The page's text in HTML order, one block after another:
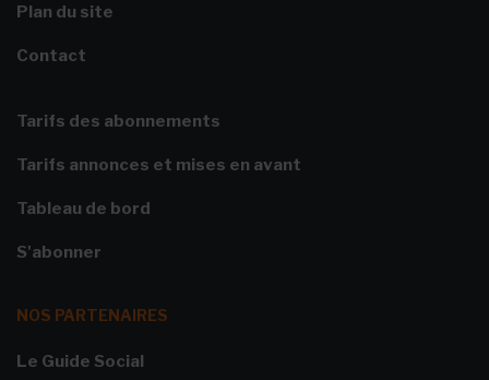
Plan du site
Contact
Tarifs des abonnements
Tarifs annonces et mises en avant
Tableau de bord
S'abonner
NOS PARTENAIRES
Le Guide Social